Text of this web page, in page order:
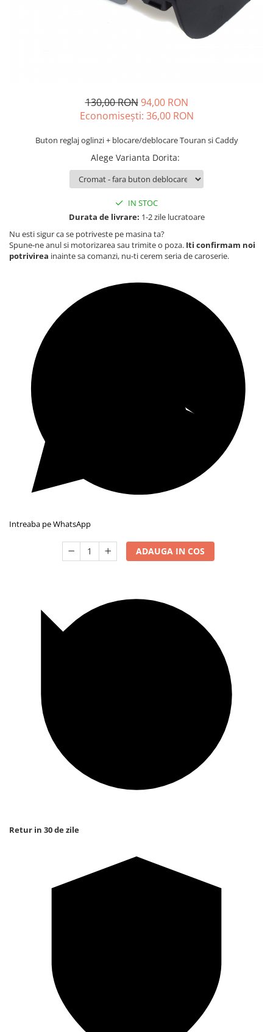
Organizatoare Auto130,00 RON 94,00 RON
Economisești: 36,00 RON
Buton reglaj oglinzi + blocare/deblocare Touran si Caddy
Alege Varianta Dorita:
IN STOC
Durata de livrare: 1-2 zile lucratoare
Nu esti sigur ca se potriveste pe masina ta?
Spune-ne anul si motorizarea sau trimite o poza. Iti confirmam noi
potrivirea inainte sa comanzi, nu-ti cerem seria de caroserie.
Intreaba pe WhatsApp
ADAUGA IN COS
Retur in 30 de zile